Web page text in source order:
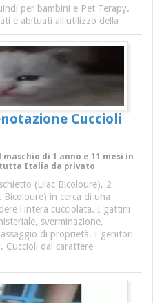
per bambini e Pet Terapy.
e abituati all'utilizzo della
Cuccioli
maschio di 1 anno e 11 mesi in
tutta Italia da privato
(Lilac Bicoloure), 2
Bicoloure) in cerca di una
l'intera cucciolata. I gattini
sverminazione,
di proprietà. I genitori
Cuccioli dal carattere